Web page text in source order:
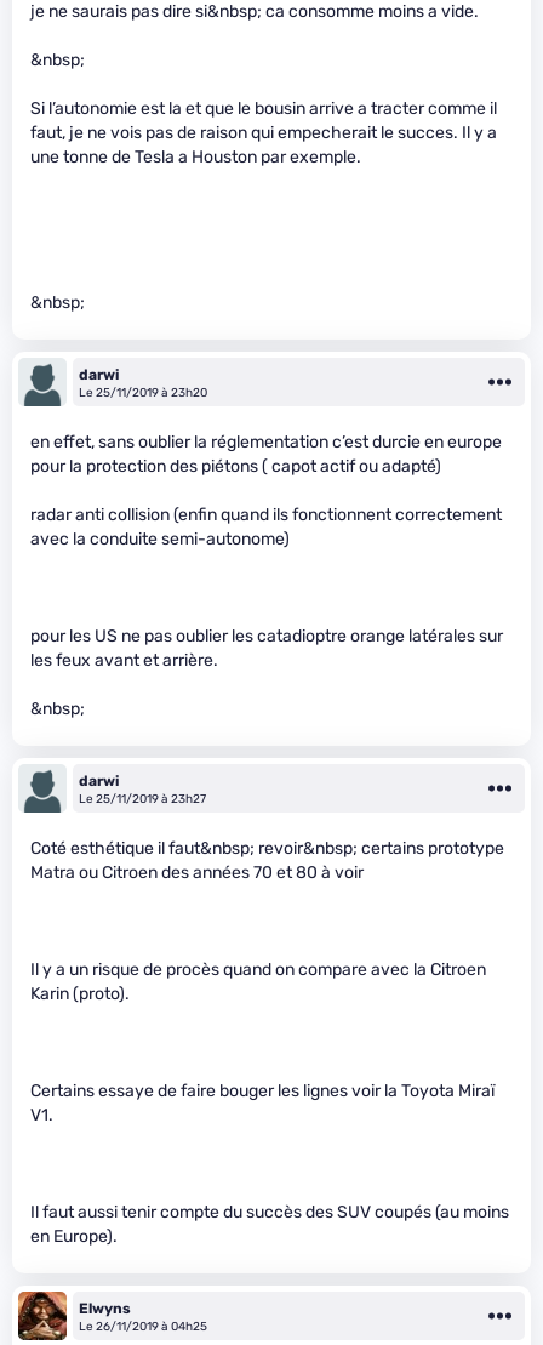
je ne saurais pas dire si&nbsp; ca consomme moins a vide.
&nbsp;
Si l’autonomie est la et que le bousin arrive a tracter comme il
faut, je ne vois pas de raison qui empecherait le succes. Il y a
une tonne de Tesla a Houston par exemple.
&nbsp;
darwi
Le 25/11/2019 à 23h20
en effet, sans oublier la réglementation c’est durcie en europe
pour la protection des piétons ( capot actif ou adapté)
radar anti collision (enfin quand ils fonctionnent correctement
avec la conduite semi-autonome)
pour les US ne pas oublier les catadioptre orange latérales sur
les feux avant et arrière.
&nbsp;
darwi
Le 25/11/2019 à 23h27
Coté esthétique il faut&nbsp; revoir&nbsp; certains prototype
Matra ou Citroen des années 70 et 80 à voir
Il y a un risque de procès quand on compare avec la Citroen
Karin (proto).
Certains essaye de faire bouger les lignes voir la Toyota Miraï
V1.
Il faut aussi tenir compte du succès des SUV coupés (au moins
en Europe).
Elwyns
Le 26/11/2019 à 04h25